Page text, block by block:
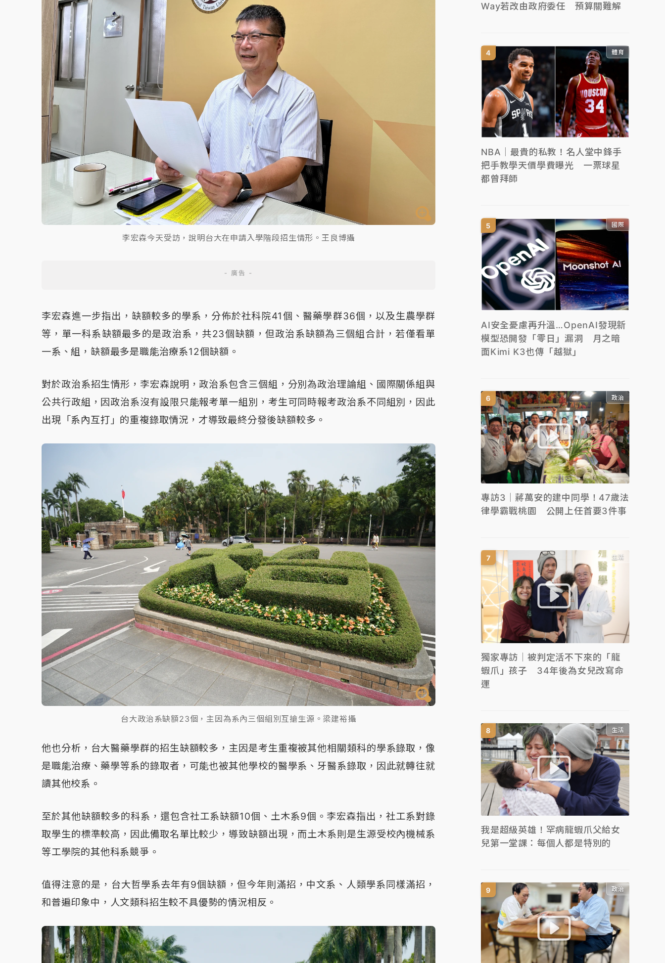
李宏森今天受訪，說明台大在申請入學階段招生情形。王良博攝
李宏森進一步指出，缺額較多的學系，分佈於社科院41個、醫藥學群36個，以及生農學群
等，單一科系缺額最多的是政治系，共23個缺額，但政治系缺額為三個組合計，若僅看單
一系、組，缺額最多是職能治療系12個缺額。
對於政治系招生情形，李宏森說明，政治系包含三個組，分別為政治理論組、國際關係組與
公共行政組，因政治系沒有設限只能報考單一組別，考生可同時報考政治系不同組別，因此
出現「系內互打」的重複錄取情況，才導致最終分發後缺額較多。
台大政治系缺額23個，主因為系內三個組別互搶生源。梁建裕攝
他也分析，台大醫藥學群的招生缺額較多，主因是考生重複被其他相關類科的學系錄取，像
是職能治療、藥學等系的錄取者，可能也被其他學校的醫學系、牙醫系錄取，因此就轉往就
讀其他校系。
至於其他缺額較多的科系，還包含社工系缺額10個、土木系9個。李宏森指出，社工系對錄
取學生的標準較高，因此備取名單比較少，導致缺額出現，而土木系則是生源受校內機械系
等工學院的其他科系競爭。
值得注意的是，台大哲學系去年有9個缺額，但今年則滿招，中文系、人類學系同樣滿招，
和普遍印象中，人文類科招生較不具優勢的情況相反。
Way若改由政府委任 預算關難解
體育
NBA｜最貴的私教！名人堂中鋒手
把手教學天價學費曝光 一票球星
都曾拜師
國際
AI安全憂慮再升溫…OpenAI發現新
模型恐開發「零日」漏洞 月之暗
面Kimi K3也傳「越獄」
政治
專訪3｜蔣萬安的建中同學！47歲法
律學霸戰桃園 公開上任首要3件事
生活
獨家專訪｜被判定活不下來的「龍
蝦爪」孩子 34年後為女兒改寫命
運
生活
我是超級英雄！罕病龍蝦爪父給女
兒第一堂課：每個人都是特別的
政治